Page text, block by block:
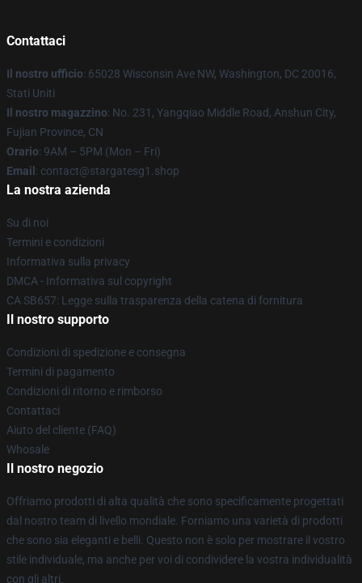
Contattaci
Il nostro ufficio: 65028 Wisconsin Ave NW, Washington, DC 20016,
Stati Uniti
Il nostro magazzino: No. 231, Yangqiao Middle Road, Anshun City,
Fujian Province, CN
Orario: 9AM – 5PM (Mon – Fri)
Email : contact@stargatesg1.shop
La nostra azienda
Su di noi
Termini e condizioni
Informativa sulla privacy
DMCA - Informativa sul copyright
CA SB657: Legge sulla trasparenza della catena di fornitura
Il nostro supporto
Condizioni di spedizione e consegna
Termini di pagamento
Condizioni di ritorno e rimborso
Contattaci
Aiuto del cliente (FAQ)
Whosale
Il nostro negozio
Offriamo prodotti di alta qualità che sono specificamente progettati
dal nostro team di livello mondiale. Forniamo una varietà di prodotti
che sono sia eleganti e belli. Questo non è solo per mostrare il vostro
stile individuale, ma anche per voi di condividere la vostra individualità
con gli altri.